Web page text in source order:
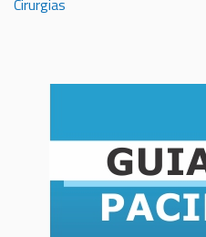
Cirurgias